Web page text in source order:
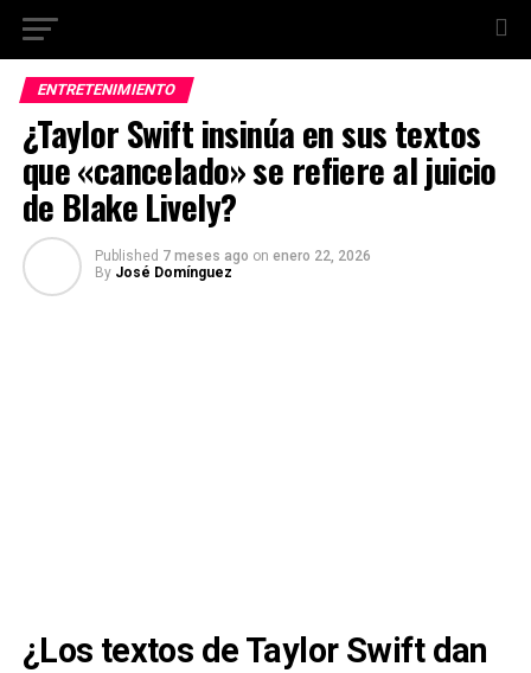
ENTRETENIMIENTO
¿Taylor Swift insinúa en sus textos
que «cancelado» se refiere al juicio
de Blake Lively?
Published 7 meses ago on enero 22, 2026
By José Domínguez
¿Los textos de Taylor Swift dan